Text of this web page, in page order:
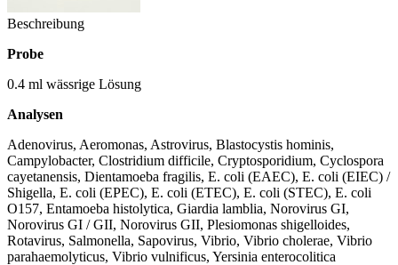
Beschreibung
Probe
0.4 ml wässrige Lösung
Analysen
Adenovirus, Aeromonas, Astrovirus, Blastocystis hominis,
Campylobacter, Clostridium difficile, Cryptosporidium, Cyclospora
cayetanensis, Dientamoeba fragilis, E. coli (EAEC), E. coli (EIEC) /
Shigella, E. coli (EPEC), E. coli (ETEC), E. coli (STEC), E. coli
O157, Entamoeba histolytica, Giardia lamblia, Norovirus GI,
Norovirus GI / GII, Norovirus GII, Plesiomonas shigelloides,
Rotavirus, Salmonella, Sapovirus, Vibrio, Vibrio cholerae, Vibrio
parahaemolyticus, Vibrio vulnificus, Yersinia enterocolitica